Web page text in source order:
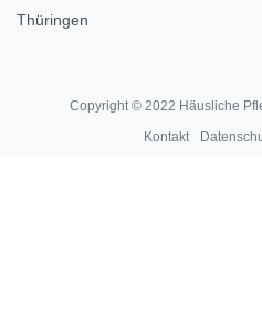
Thüringen
Copyright © 2022 Häusliche
Kontakt